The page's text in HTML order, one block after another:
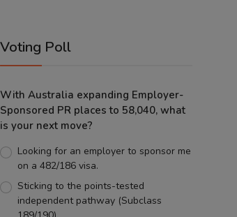
Voting Poll
With Australia expanding Employer-
Sponsored PR places to 58,040, what
is your next move?
Looking for an employer to sponsor me
on a 482/186 visa.
Sticking to the points-tested
independent pathway (Subclass